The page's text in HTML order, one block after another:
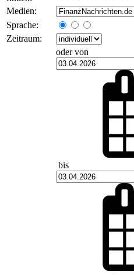
Medien:
Sprache:
Zeitraum:
oder von
bis